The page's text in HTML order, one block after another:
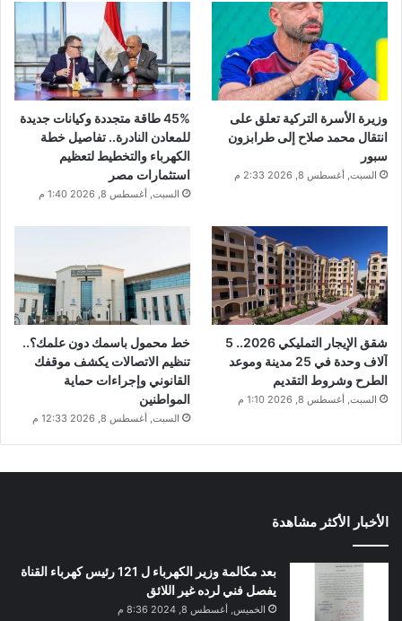
وزيرة الأسرة التركية تعلق على
انتقال محمد صلاح إلى طرابزون
سبور
السبت, أغسطس 8, 2026 2:33 م
45% طاقة متجددة وكيانات جديدة
للمعادن النادرة.. تفاصيل خطة
الكهرباء والتخطيط لتعظيم
استثمارات مصر
السبت, أغسطس 8, 2026 1:40 م
شقق الإيجار التمليكي 2026.. 5
آلاف وحدة في 25 مدينة وموعد
الطرح وشروط التقديم
السبت, أغسطس 8, 2026 1:10 م
خط محمول باسمك دون علمك؟..
تنظيم الاتصالات يكشف موقفك
القانوني وإجراءات حماية
المواطنين
السبت, أغسطس 8, 2026 12:33 م
الأخبار الأكثر مشاهدة
بعد مكالمة وزير الكهرباء ل 121 رئيس كهرباء القناة
يفصل فني لرده غير اللائق
الخميس, أغسطس 8, 2024 8:36 م